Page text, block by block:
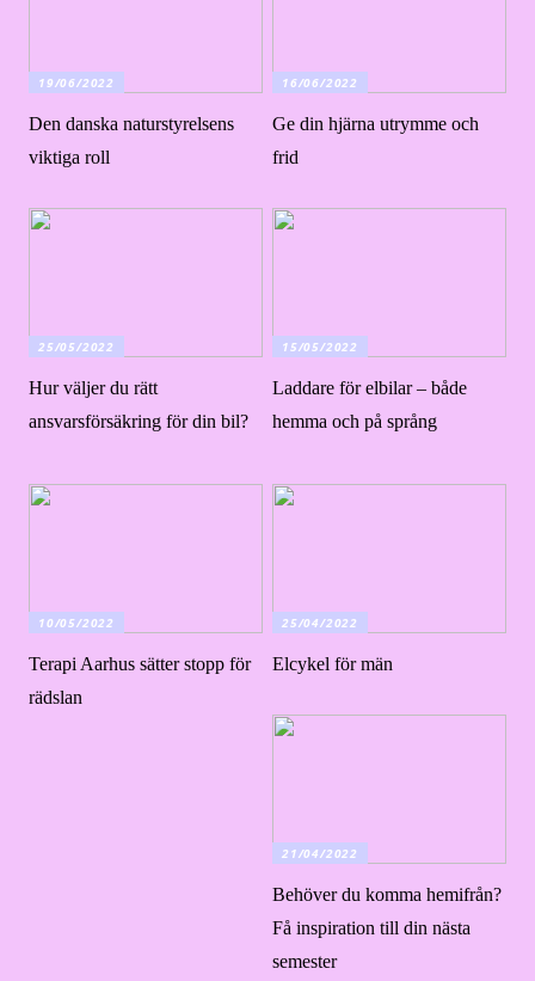
19/06/2022
Den danska naturstyrelsens
viktiga roll
16/06/2022
Ge din hjärna utrymme och
frid
25/05/2022
Hur väljer du rätt
ansvarsförsäkring för din bil?
15/05/2022
Laddare för elbilar – både
hemma och på språng
10/05/2022
Terapi Aarhus sätter stopp för
rädslan
25/04/2022
Elcykel för män
21/04/2022
Behöver du komma hemifrån?
Få inspiration till din nästa
semester